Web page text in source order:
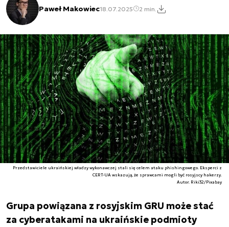
Paweł Makowiec18.07.2025 2 min.
Przedstawiciele ukraińskiej władzy wykonawczej stali się celem ataku phishingowego. Eksperci z
CERT-UA wskazują, że sprawcami mogli być rosyjscy hakerzy.
Autor. Riki32/Pixabay
Grupa powiązana z rosyjskim GRU może stać
za cyberatakami na ukraińskie podmioty